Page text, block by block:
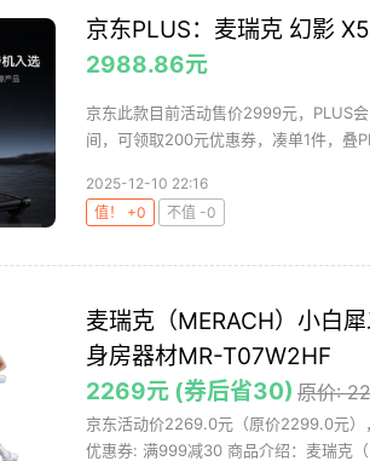
京东PLUS：麦瑞克 幻影
2988.86元
京东此款目前活动售价2999元，PLUS
间，可领取200元优惠券，凑单1件，叠
2025-12-10 22:16
值！ +0
不值 -0
麦瑞克（MERACH）小白
身房器材MR-T07W2HF
2269元 (券后省30) 原价:
京东活动价2269.0元（原价2299.0元
优惠券: 满999减30 商品介绍：麦瑞克